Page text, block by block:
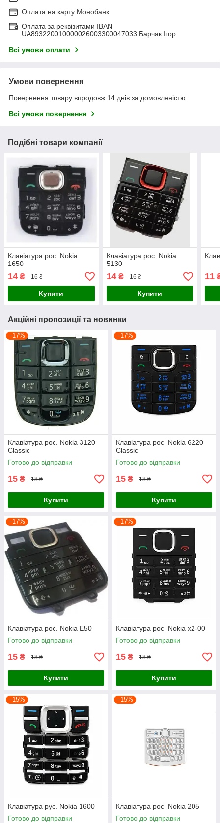
Оплата на карту Монобанк
Оплата за реквізитами IBAN
UA893220010000026003300047033 Барчак Ігор
Всі умови оплати
Умови повернення
Повернення товару впродовж 14 днів за домовленістю
Всі умови повернення
Подібні товари компанії
Клавіатура рос. Nokia
1650
14 ₴ 16 ₴
Купити
Клавіатура рос. Nokia
5130
14₴ 16 ₴
Купити
11
Акційні пропозиції та новинки
–17%
Клавіатура рос. Nokia 3120
Classic
Готово до відправки
15 ₴ 18 ₴
Купити
–17%
Клавіатура рос. Nokia 6220
Classic
Готово до відправки
15 ₴ 18 ₴
Купити
–17%
Клавіатура рос. Nokia E50
Готово до відправки
15 ₴ 18 ₴
Купити
–17%
Клавіатура рос. Nokia x2-00
Готово до відправки
15 ₴ 18 ₴
Купити
–15%
Клавіатура рус. Nokia 1600
Готово до відправки
–15%
Клавіатура рос. Nokia 205
Готово до відправки